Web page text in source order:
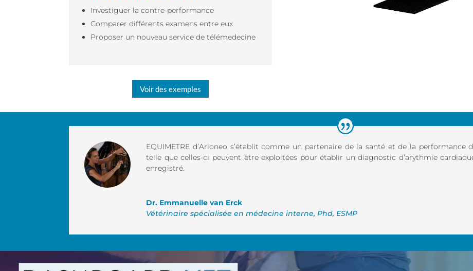
Investiguer la contre-performance
Comparer différents examens entre eux
Proposer un nouveau service de télémedecine
Voir des exemples
EQUIMETRE d’Arioneo s’établit comme un partenaire de la santé et de la performance
telle que celles-ci peuvent être exploitées pour établir un diagnostic d’arythmie
enregistré.
Dr. Emmanuelle van Erck
Vétérinaire spécialisée en médecine interne, Phd, ESMP